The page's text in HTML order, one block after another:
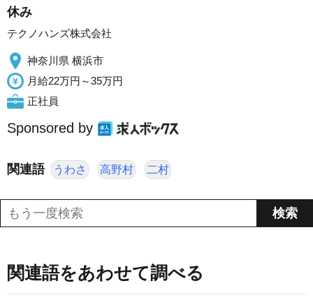
休み
テクノハンズ株式会社
神奈川県 横浜市
月給22万円～35万円
正社員
Sponsored by
関連語 うわさ 高野村 二村
関連語をあわせて調べる